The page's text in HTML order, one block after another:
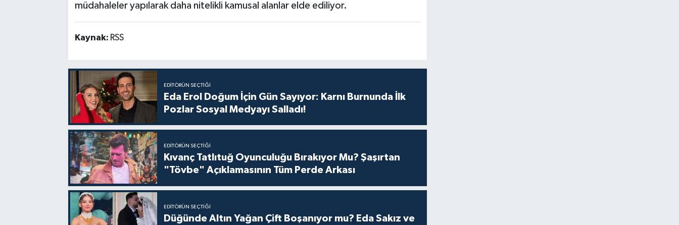
müdahaleler yapılarak daha nitelikli kamusal alanlar elde ediliyor.
Kaynak: RSS
EDITÖRÜN SEÇTIĞI
Eda Erol Doğum İçin Gün Sayıyor: Karnı Burnunda İlk
Pozlar Sosyal Medyayı Salladı!
EDITÖRÜN SEÇTIĞI
Kıvanç Tatlıtuğ Oyunculuğu Bırakıyor Mu? Şaşırtan
"Tövbe" Açıklamasının Tüm Perde Arkası
EDITÖRÜN SEÇTIĞI
Düğünde Altın Yağan Çift Boşanıyor mu? Eda Sakız ve